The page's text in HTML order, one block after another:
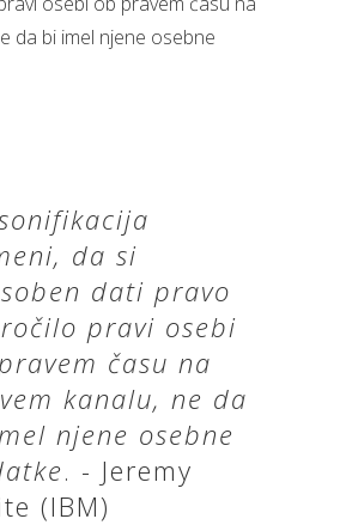
da bi imel njene osebne
da si
dati pravo
pravi osebi
času na
kanalu, ne da
njene osebne
. - Jeremy
(IBM)